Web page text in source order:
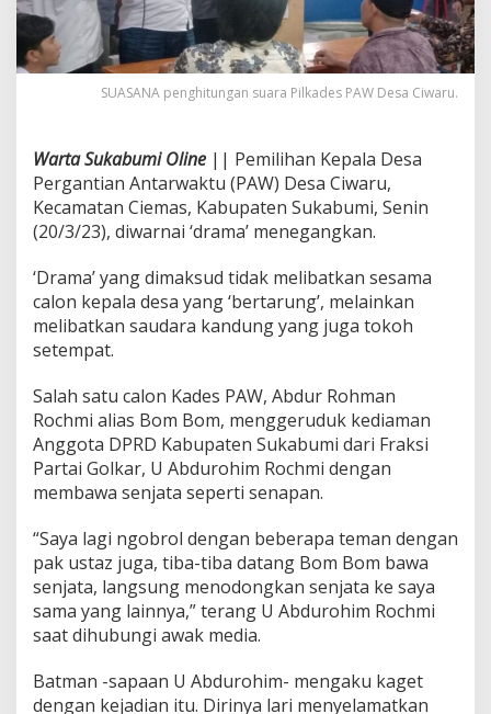
D
i
a
r
D
r
a
m
C
a
l
K
a
l
a
h
G
e
u
d
u
k
R
u
a
h
SUASANA penghitungan suara Pilkades PAW Desa Ciwaru.
Warta Sukabumi Oline || Pemilihan Kepala Desa
Pergantian Antarwaktu (PAW) Desa Ciwaru,
Kecamatan Ciemas, Kabupaten Sukabumi, Senin
(20/3/23), diwarnai ‘drama’ menegangkan.
‘Drama’ yang dimaksud tidak melibatkan sesama
calon kepala desa yang ‘bertarung’, melainkan
melibatkan saudara kandung yang juga tokoh
setempat.
Salah satu calon Kades PAW, Abdur Rohman
Rochmi alias Bom Bom, menggeruduk kediaman
Anggota DPRD Kabupaten Sukabumi dari Fraksi
Partai Golkar, U Abdurohim Rochmi dengan
membawa senjata seperti senapan.
“Saya lagi ngobrol dengan beberapa teman dengan
pak ustaz juga, tiba-tiba datang Bom Bom bawa
senjata, langsung menodongkan senjata ke saya
sama yang lainnya,” terang U Abdurohim Rochmi
saat dihubungi awak media.
Batman -sapaan U Abdurohim- mengaku kaget
dengan kejadian itu. Dirinya lari menyelamatkan